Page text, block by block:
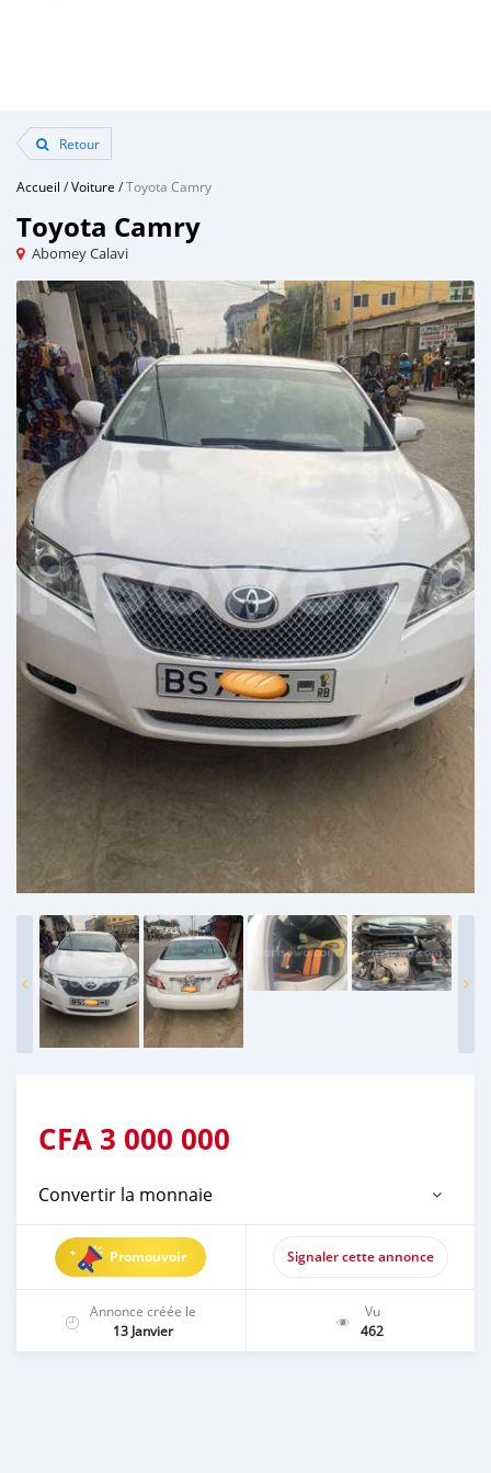
Retour
Accueil /Voiture /Toyota Camry
Toyota Camry
Abomey Calavi
CFA 3 000 000
Convertir la monnaie
Promouvoir Signaler cette annonce
Annonce créée le
13 Janvier
Vu
462